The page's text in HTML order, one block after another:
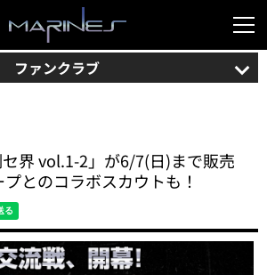
ファンクラブ
セ界 vol.1-2」が6/7(日)まで販売
とのコラボスカウトも！